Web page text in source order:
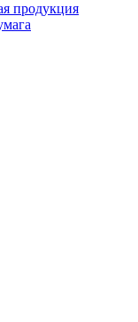
продукция